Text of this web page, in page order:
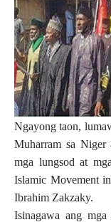
Ngayong taon,
Muharram sa
mga lungsod at
Islamic Movement
Ibrahim Zakzaky.
Isinagawa ang